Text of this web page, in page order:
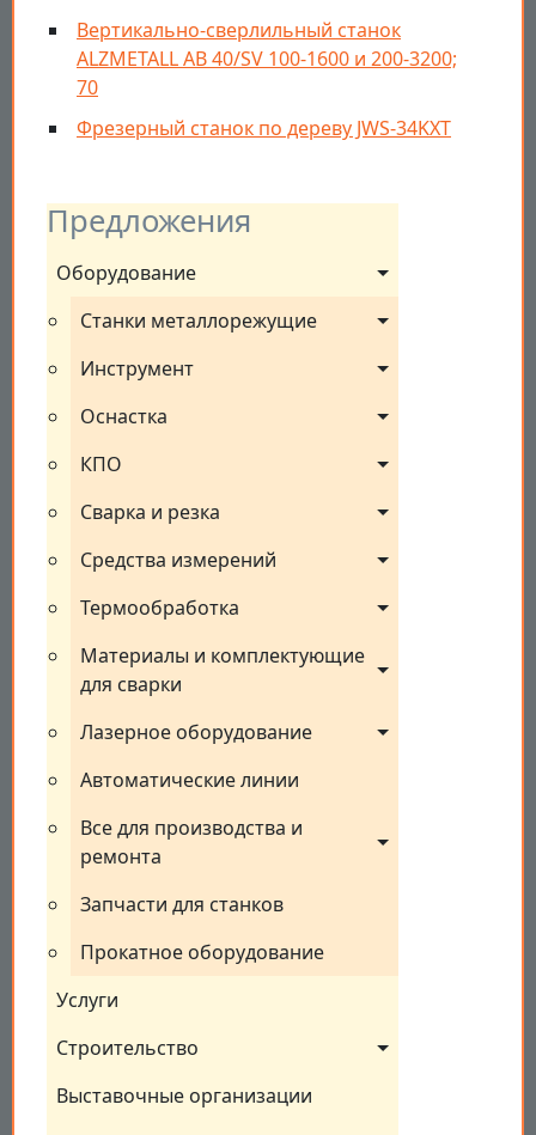
Предложения
Оборудование
Станки металлорежущие
Инструмент
Оснастка
КПО
Сварка и резка
Средства измерений
Термообработка
Материалы и комплектующие
для сварки
Лазерное оборудование
Автоматические линии
Все для производства и
ремонта
Запчасти для станков
Прокатное оборудование
Услуги
Строительство
Выставочные организации
Вертикально-сверлильный станок
ALZMETALL AB 40/SV 100-1600 и 200-3200;
70
Фрезерный станок по дереву JWS-34KXT